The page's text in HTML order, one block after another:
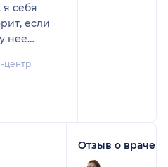
я себя
если
неё
центр
через
Отзыв о враче